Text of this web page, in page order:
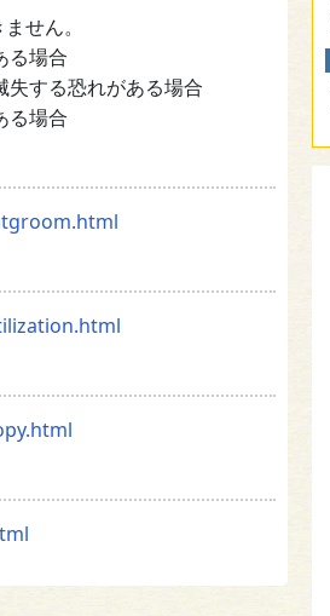
せん。
る場合
する恐れがある場合
る場合